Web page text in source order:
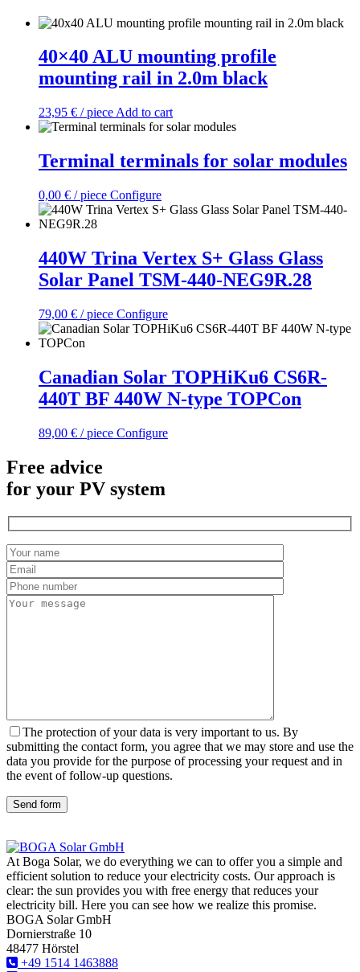
40×40 ALU mounting profile
mounting rail in 2.0m black
23,95 € / piece Add to cart
Terminal terminals for solar modules
0,00 € / piece Configure
440W Trina Vertex S+ Glass Glass
Solar Panel TSM-440-NEG9R.28
79,00 € / piece Configure
Canadian Solar TOPHiKu6 CS6R-
440T BF 440W N-type TOPCon
89,00 € / piece Configure
Free advice
for your PV system
The protection of your data is very important to us. By
submitting the contact form, you agree that we may store and use the
data you provide for the purpose of processing your request and in
the event of follow-up questions.
Send form
At Boga Solar, we do everything we can to offer you a simple and
efficient solution to reduce your electricity costs. Our approach is
clear: the sun provides you with free energy that reduces your
electricity bill. Here you can see how we realize this promise.
BOGA Solar GmbH
Dornierstraße 10
48477 Hörstel
+49 1514 1463888